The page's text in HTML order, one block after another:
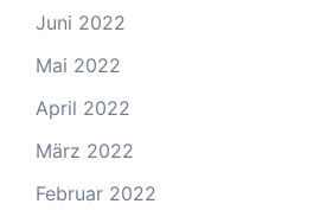
Juni 2022
Mai 2022
April 2022
März 2022
Februar 2022